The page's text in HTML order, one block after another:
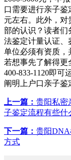
口需要进行亲子
元左右。此外，对
部的认识？读者们
法鉴定计量认证、
单位必须有资质，
若想事先了解得更
400-833-1120即
阐明上户口亲子鉴
上一篇： 贵阳私密
子鉴定流程有些什
下一篇： 贵阳
方式